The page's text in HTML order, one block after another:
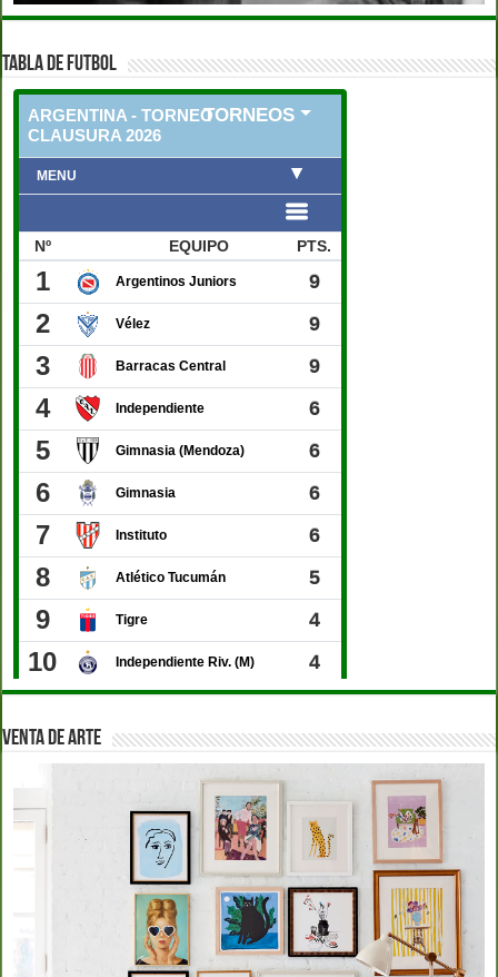
TABLA DE FUTBOL
VENTA DE ARTE